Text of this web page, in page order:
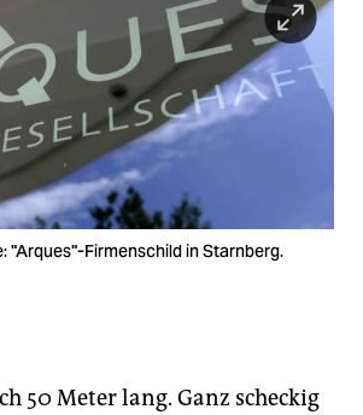
"Arques"-Firmenschild in Starnberg.
50 Meter lang. Ganz scheckig